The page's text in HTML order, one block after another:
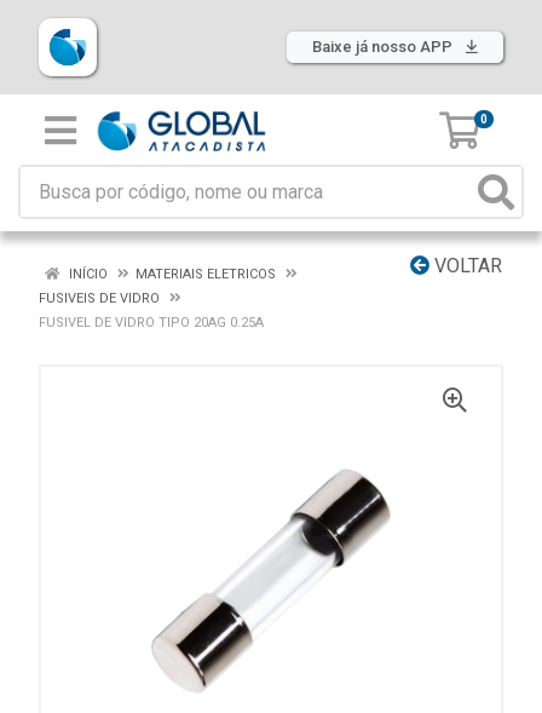
Baixe já nosso APP
0
VOLTAR
INÍCIO
MATERIAIS ELETRICOS
FUSIVEIS DE VIDRO
FUSIVEL DE VIDRO TIPO 20AG 0.25A